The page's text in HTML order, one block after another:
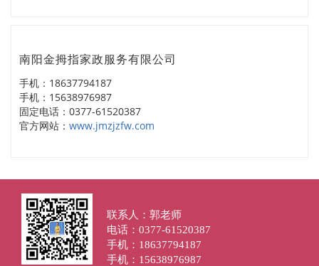
南阳金拇指家政服务有限公司
手机：18637794187
手机：15638976987
固定电话：0377-61520387
官方网站： www.jmzjzfw.com
联系人：郭老师
电话：0377-61520387
手机：18637794187
手机：15638976987